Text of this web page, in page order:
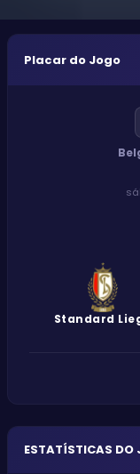
Placar do Jogo
Standard
ESTATÍSTICAS DO